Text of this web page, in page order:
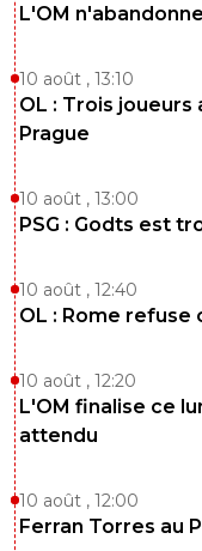
L'OM
10 août , 13:10
OL : Trois
Prague
10 août , 13:00
PSG : Godts est
10 août , 12:40
OL : Rome
10 août , 12:20
L'OM finalise ce
attendu
10 août , 12:00
Ferran Torres au